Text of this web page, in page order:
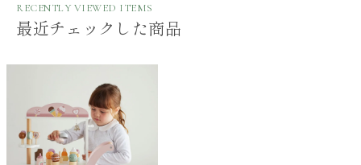
RECENTLY VIEWED ITEMS
最近チェックした商品